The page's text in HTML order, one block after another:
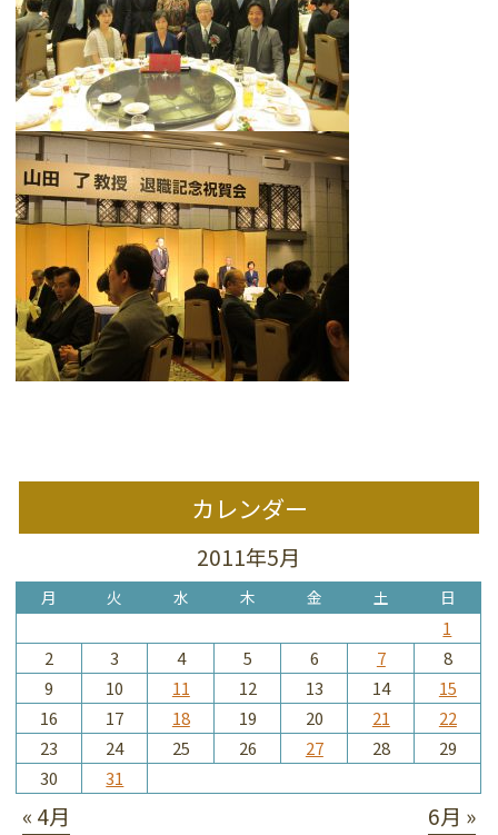
カレンダー
2011年5月
月 火 水 木 金 土 日
1
2
3 4 5 6 7
8
9
10 11 12 13 14
15
16
17 18 19 20 21
22
23
24 25 26 27 28
29
30
31
« 4月 6月 »